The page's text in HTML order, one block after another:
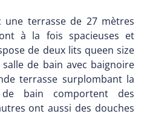
une terrasse de 27 mètres
à la fois spacieuses et
de deux lits queen size
de bain avec baignoire
terrasse surplombant la
bain comportent des
ont aussi des douches